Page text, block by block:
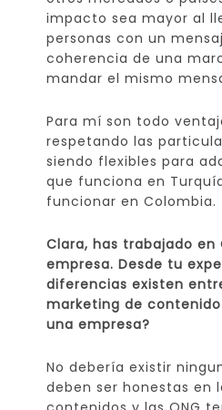
impacto sea mayor al
personas con un
coherencia de una
mandar el mismo
Para mí son todo
respetando las
siendo flexibles para
que funciona en
funcionar en Colombia.
Clara, has trabajado en
empresa. Desde tu
diferencias existen
marketing de contenido
una empresa?
No debería existir
deben ser honestas en